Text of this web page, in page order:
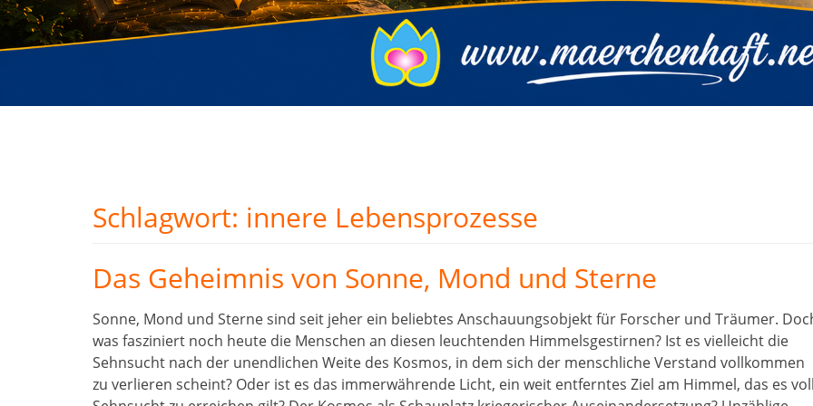
Schlagwort: innere Lebensprozesse
Das Geheimnis von Sonne, Mond und Sterne
Sonne, Mond und Sterne sind seit jeher ein beliebtes Anschauungsobjekt für Forscher und Träumer.
was fasziniert noch heute die Menschen an diesen leuchtenden Himmelsgestirnen? Ist es vielleicht die
Sehnsucht nach der unendlichen Weite des Kosmos, in dem sich der menschliche Verstand vollkommen
zu verlieren scheint? Oder ist es das immerwährende Licht, ein weit entferntes Ziel am Himmel, das es